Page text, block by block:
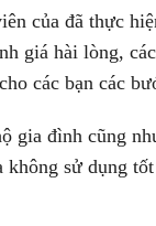
của đã thực
giá hài lòng,
các bạn các
gia đình cũng
sử dụng